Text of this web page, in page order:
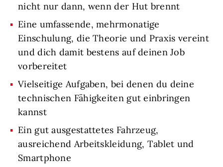
nicht nur dann, wenn der Hut brennt
Eine umfassende, mehrmonatige
Einschulung, die Theorie und Praxis vereint
und dich damit bestens auf deinen Job
vorbereitet
Vielseitige Aufgaben, bei denen du deine
technischen Fähigkeiten gut einbringen
kannst
Ein gut ausgestattetes Fahrzeug,
ausreichend Arbeitskleidung, Tablet und
Smartphone